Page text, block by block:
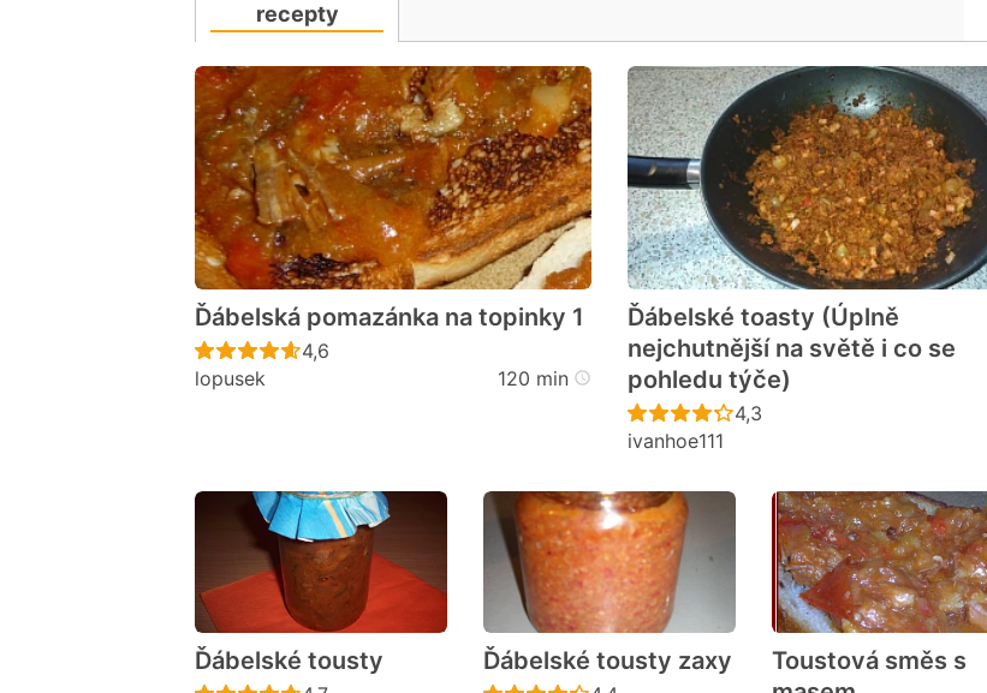
recepty
Ďábelská pomazánka na topinky 1
Recept ještě nebyl hodnocen
4,6
lopusek
120 min
Ďábelské toasty (Úplně
nejchutnější na světě i co se
pohledu týče)
Recept ještě nebyl hodnocen
4,3
ivanhoe111
Ďábelské tousty Ďábelské tousty zaxy
Toustová směs s